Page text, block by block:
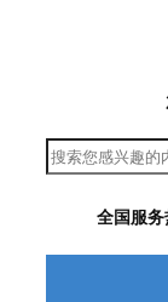
全国服